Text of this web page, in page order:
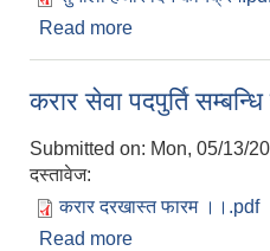
Read more
करार सेवा पदपुर्ति
Submitted on: Mon, 05/13/
दस्तावेज:
करार दरखास्त फारम ।।.pdf
Read more